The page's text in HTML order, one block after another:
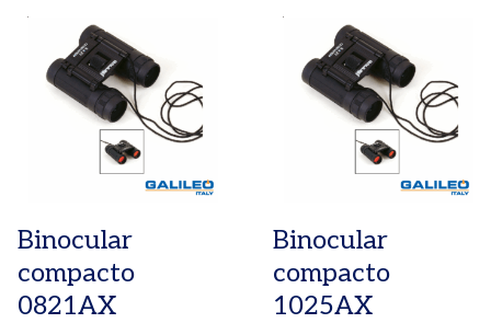
Binocular
compacto
0821AX
Binocular
compacto
1025AX